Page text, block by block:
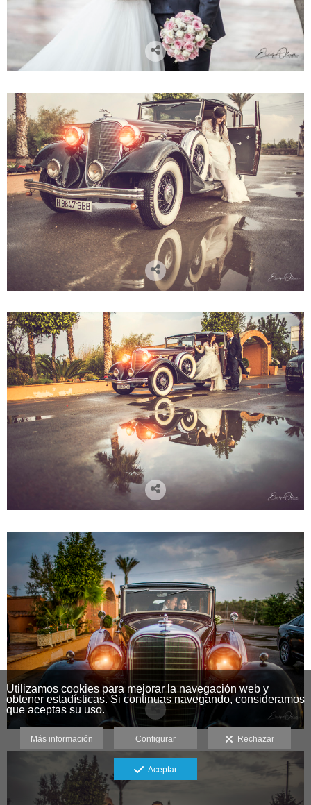
Utilizamos cookies para mejorar la navegación web y
obtener estadísticas. Si continuas navegando, consideramos
que aceptas su uso.
Más información Configurar Rechazar
Aceptar